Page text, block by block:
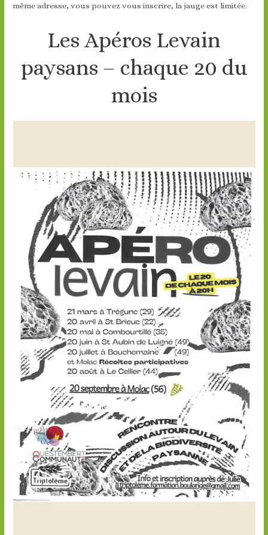
même adresse, vous pouvez vous inscrire, la jauge est limitée.
Les Apéros Levain
paysans – chaque 20 du
mois